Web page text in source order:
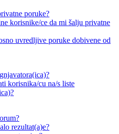
poruke?
korisnike/ce da mi šalju privatne
uvredljive poruke dobivene od
korisnika/cu na/s liste
rezultat(a)e?